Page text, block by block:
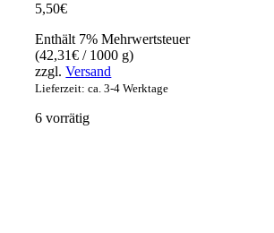
5,50€
Enthält 7% Mehrwertsteuer
(42,31€ / 1000 g)
zzgl.Versand
Lieferzeit: ca. 3-4 Werktage
6 vorrätig